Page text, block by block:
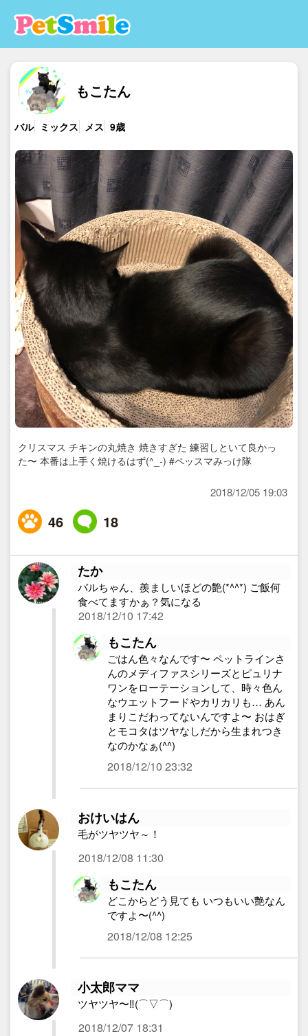
もこたん
バル ミックス メス 9歳
クリスマス チキンの丸焼き 焼きすぎた 練習しといて良かっ
た〜 本番は上手く焼けるはず(^_-) #ペッスマみっけ隊
2018/12/05 19:03
46 18
たか
バルちゃん、羨ましいほどの艶(*^^*) ご飯何
食べてますかぁ？気になる
2018/12/10 17:42
もこたん
ごはん色々なんです〜 ペットラインさ
んのメディファスシリーズとピュリナ
ワンをローテーションして、時々色ん
なウエットフードやカリカリも… あん
まりこだわってないんですよ〜 おはぎ
とモコタはツヤなしだから生まれつき
なのかなぁ(^^)
2018/12/10 23:32
おけいはん
毛がツヤツヤ～！
2018/12/08 11:30
もこたん
どこからどう見ても いつもいい艶なん
ですよ〜(^^)
2018/12/08 12:25
小太郎ママ
ツヤツヤ〜‼︎(⌒▽⌒)
2018/12/07 18:31